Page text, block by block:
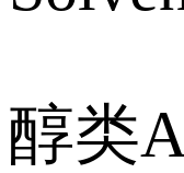
醇类